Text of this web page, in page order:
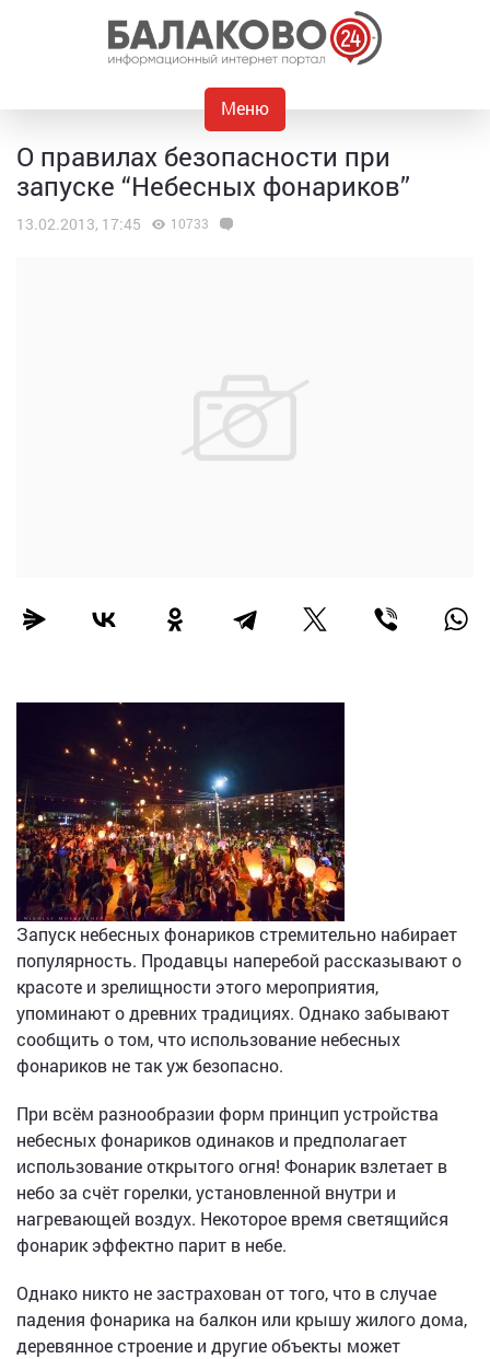
Меню
О правилах безопасности при
запуске “Небесных фонариков”
13.02.2013, 17:45 10733
Запуск небесных фонариков стремительно набирает
популярность. Продавцы наперебой рассказывают о
красоте и зрелищности этого мероприятия,
упоминают о древних традициях. Однако забывают
сообщить о том, что использование небесных
фонариков не так уж безопасно.
При всём разнообразии форм принцип устройства
небесных фонариков одинаков и предполагает
использование открытого огня! Фонарик взлетает в
небо за счёт горелки, установленной внутри и
нагревающей воздух. Некоторое время светящийся
фонарик эффектно парит в небе.
Однако никто не застрахован от того, что в случае
падения фонарика на балкон или крышу жилого дома,
деревянное строение и другие объекты может